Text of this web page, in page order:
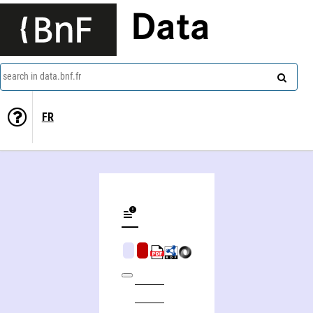
Data
search in data.bnf.fr
FR